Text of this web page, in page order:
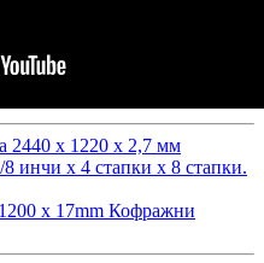
2440 x 1220 x 2,7 мм
инчи x 4 стапки x 8 стапки.
x 17mm Кофражни